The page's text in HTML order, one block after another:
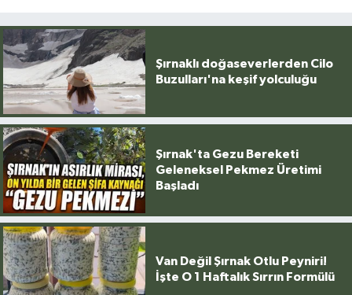
Şırnaklı doğaseverlerden Cilo
Buzulları'na keşif yolculuğu
Şırnak'ta Gezu Bereketi
Geleneksel Pekmez Üretimi
Başladı
Van Değil Şırnak Otlu Peyniri!
İşte O 1 Haftalık Sırrın Formülü